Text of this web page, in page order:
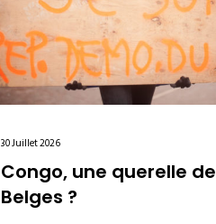
30 Juillet 2026
Congo, une querelle de
Belges ?